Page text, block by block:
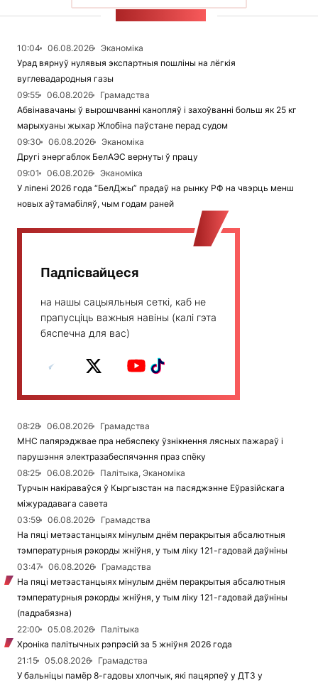
10:04 06.08.2026
Эканоміка
Урад вярнуў нулявыя экспартныя пошліны на лёгкія
вуглевадародныя газы
09:55
06.08.2026
Грамадства
Абвінавачаны ў вырошчванні канопляў і захоўванні больш як 25 кг
марыхуаны жыхар Жлобіна паўстане перад судом
09:30
06.08.2026
Эканоміка
Другі энергаблок БелАЭС вернуты ў працу
09:01
06.08.2026
Эканоміка
У ліпені 2026 года “БелДжы” прадаў на рынку РФ на чвэрць менш
новых аўтамабіляў, чым годам раней
Падпісвайцеся
на нашы сацыяльныя сеткі, каб не
прапусціць важныя навіны (калі гэта
бяспечна для вас)
08:28 06.08.2026
Грамадства
МНС папярэджвае пра небяспеку ўзнікнення лясных пажараў і
парушэння электразабеспячэння праз спёку
08:25
06.08.2026
Палітыка, Эканоміка
Турчын накіраваўся ў Кыргызстан на пасяджэнне Еўразійскага
міжурадавага савета
03:59
06.08.2026
Грамадства
На пяці метэастанцыях мінулым днём перакрытыя абсалютныя
тэмпературныя рэкорды жніўня, у тым ліку 121-гадовай даўніны
03:47
06.08.2026
Грамадства
На пяці метэастанцыях мінулым днём перакрытыя абсалютныя
тэмпературныя рэкорды жніўня, у тым ліку 121-гадовай даўніны
(падрабязна)
22:00
05.08.2026
Палітыка
Хроніка палітычных рэпрэсій за 5 жніўня 2026 года
21:15
05.08.2026
Грамадства
У бальніцы памёр 8-гадовы хлопчык, які пацярпеў у ДТЗ у